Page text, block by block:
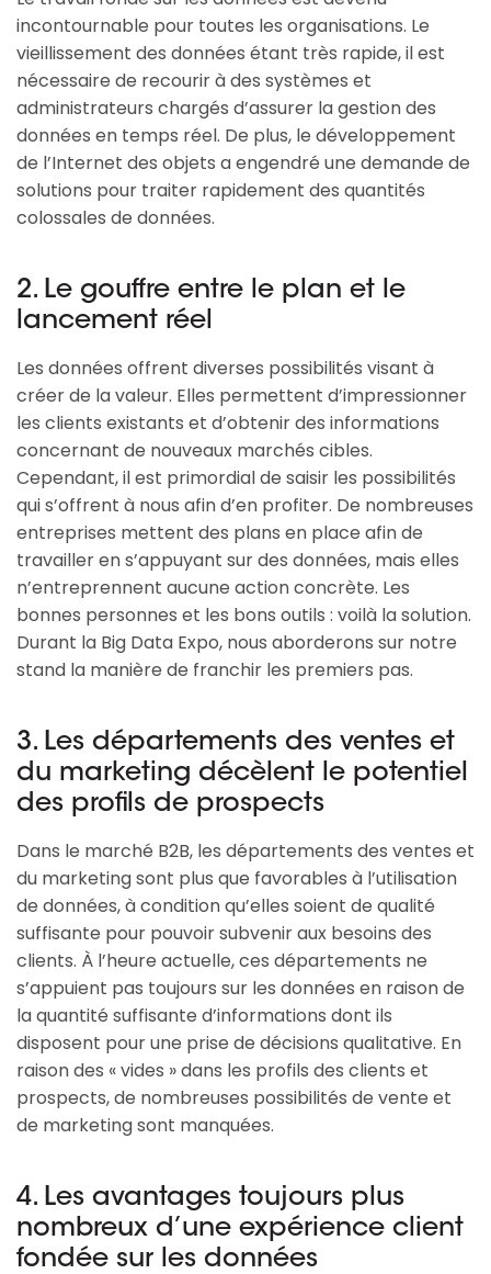
incontournable pour toutes les organisations. Le
vieillissement des données étant très rapide, il est
nécessaire de recourir à des systèmes et
administrateurs chargés d’assurer la gestion des
données en temps réel. De plus, le développement
de l’Internet des objets a engendré une demande de
solutions pour traiter rapidement des quantités
colossales de données.
2. Le gouffre entre le plan et le
lancement réel
Les données offrent diverses possibilités visant à
créer de la valeur. Elles permettent d’impressionner
les clients existants et d’obtenir des informations
concernant de nouveaux marchés cibles.
Cependant, il est primordial de saisir les possibilités
qui s’offrent à nous afin d’en profiter. De nombreuses
entreprises mettent des plans en place afin de
travailler en s’appuyant sur des données, mais elles
n’entreprennent aucune action concrète. Les
bonnes personnes et les bons outils : voilà la solution.
Durant la Big Data Expo, nous aborderons sur notre
stand la manière de franchir les premiers pas.
3. Les départements des ventes et
du marketing décèlent le potentiel
des profils de prospects
Dans le marché B2B, les départements des ventes et
du marketing sont plus que favorables à l’utilisation
de données, à condition qu’elles soient de qualité
suffisante pour pouvoir subvenir aux besoins des
clients. À l’heure actuelle, ces départements ne
s’appuient pas toujours sur les données en raison de
la quantité suffisante d’informations dont ils
disposent pour une prise de décisions qualitative. En
raison des « vides » dans les profils des clients et
prospects, de nombreuses possibilités de vente et
de marketing sont manquées.
4. Les avantages toujours plus
nombreux d’une expérience client
fondée sur les données